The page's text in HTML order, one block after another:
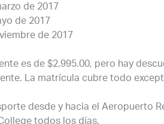
de 2017
de 2017
de 2017
es de $2,995.00, pero hay
La matrícula cubre todo
desde y hacia el Aeropuerto
todos los días.